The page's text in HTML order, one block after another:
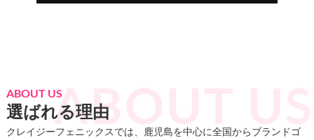
ABOUT US
選ばれる理由
クレイジーフェニックスでは、鹿児島を中心に全国からブランドゴ